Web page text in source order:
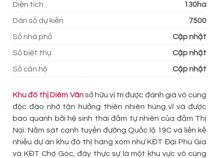
Diện tích 130ha
Dân số dự kiến 7500
Số nhà phố Cập nhật
Số biệt thự Cập nhật
Số căn hộ Cập nhật
Khu đô thị Diêm Vânsở hữu vị trí được đánh giá vô cùng
độc đáo nhờ tận hưởng thiên nhiên hùng vĩ và được
bao quanh bởi hệ sinh thái đầm tự nhiên của đầm Thị
Nại. Nằm sát cạnh tuyến đường Quốc lộ 19C và liền kề
nhiều dự án khu đô thị hàng xóm như KĐT Đại Phú Gia
và KĐT Chợ Góc, đây thực sự là một khu vực vô cùng